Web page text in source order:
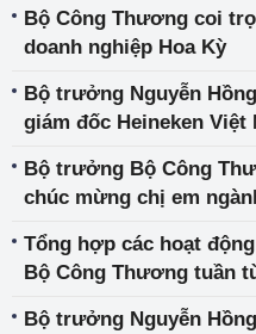
Bộ Công Thương coi
doanh nghiệp Hoa Kỳ
Bộ trưởng Nguyễn
giám đốc Heineken Việt
Bộ trưởng Bộ Công
chúc mừng chị em
Tổng hợp các hoạt
Bộ Công Thương tuần
Bộ trưởng Nguyễn